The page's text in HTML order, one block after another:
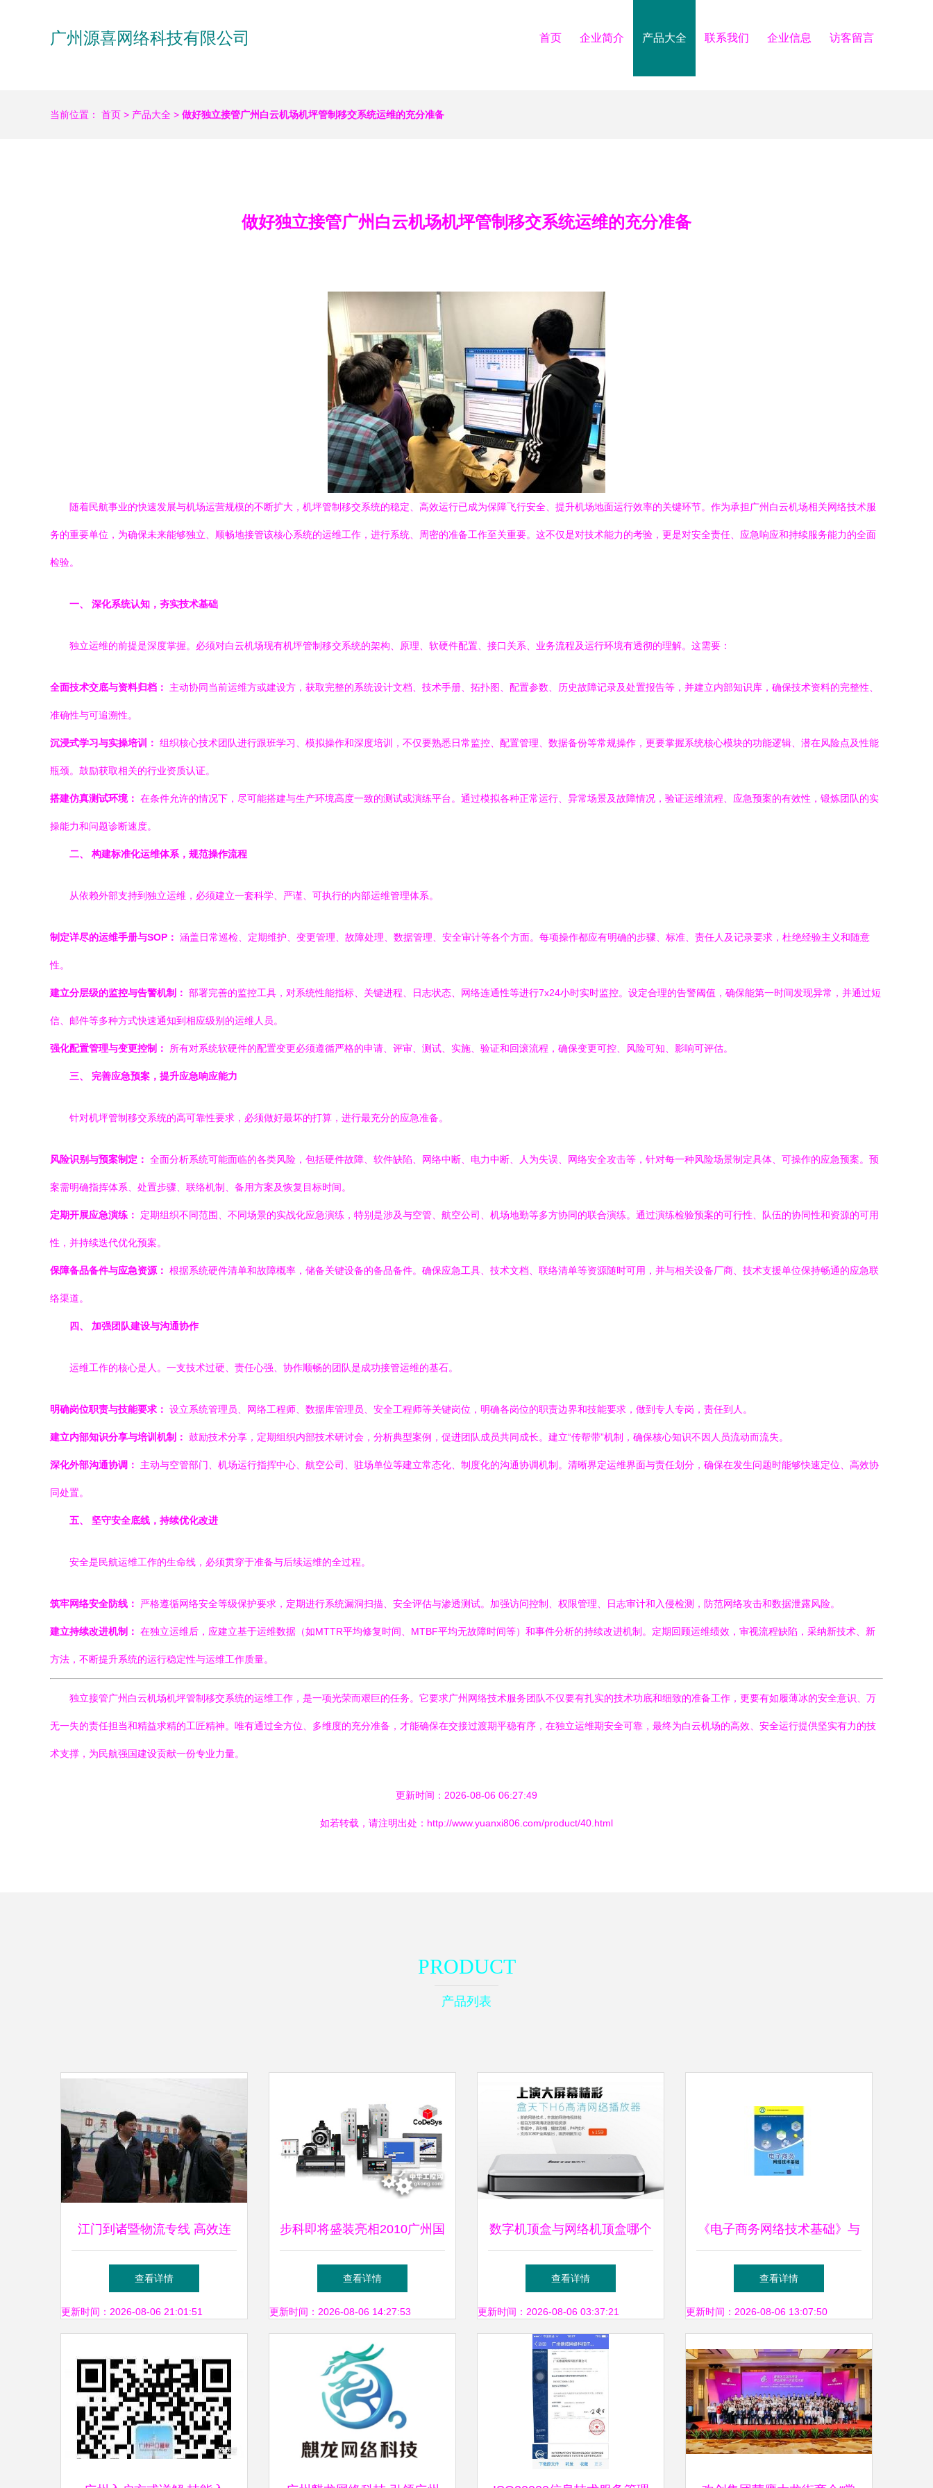
广州源喜网络科技有限公司 首页 企业简介 产品大全 联系我们 企业信息 访客留言
当前位置： 首页 > 产品大全 > 做好独立接管广州白云机场机坪管制移交系统运维的充分准备
做好独立接管广州白云机场机坪管制移交系统运维的充分准备
随着民航事业的快速发展与机场运营规模的不断扩大，机坪管制移交系统的稳定、高效运行已成为保障飞行安全、提升机场地面运行效率的关键环节。作为承担广州白云机场相关网络技术服
务的重要单位，为确保未来能够独立、顺畅地接管该核心系统的运维工作，进行系统、周密的准备工作至关重要。这不仅是对技术能力的考验，更是对安全责任、应急响应和持续服务能力的全面
检验。
一、 深化系统认知，夯实技术基础
独立运维的前提是深度掌握。必须对白云机场现有机坪管制移交系统的架构、原理、软硬件配置、接口关系、业务流程及运行环境有透彻的理解。这需要：
全面技术交底与资料归档： 主动协同当前运维方或建设方，获取完整的系统设计文档、技术手册、拓扑图、配置参数、历史故障记录及处置报告等，并建立内部知识库，确保技术资料的完整性、
准确性与可追溯性。
沉浸式学习与实操培训： 组织核心技术团队进行跟班学习、模拟操作和深度培训，不仅要熟悉日常监控、配置管理、数据备份等常规操作，更要掌握系统核心模块的功能逻辑、潜在风险点及性能
瓶颈。鼓励获取相关的行业资质认证。
搭建仿真测试环境： 在条件允许的情况下，尽可能搭建与生产环境高度一致的测试或演练平台。通过模拟各种正常运行、异常场景及故障情况，验证运维流程、应急预案的有效性，锻炼团队的实
操能力和问题诊断速度。
二、 构建标准化运维体系，规范操作流程
从依赖外部支持到独立运维，必须建立一套科学、严谨、可执行的内部运维管理体系。
制定详尽的运维手册与SOP： 涵盖日常巡检、定期维护、变更管理、故障处理、数据管理、安全审计等各个方面。每项操作都应有明确的步骤、标准、责任人及记录要求，杜绝经验主义和随意
性。
建立分层级的监控与告警机制： 部署完善的监控工具，对系统性能指标、关键进程、日志状态、网络连通性等进行7x24小时实时监控。设定合理的告警阈值，确保能第一时间发现异常，并通过短
信、邮件等多种方式快速通知到相应级别的运维人员。
强化配置管理与变更控制： 所有对系统软硬件的配置变更必须遵循严格的申请、评审、测试、实施、验证和回滚流程，确保变更可控、风险可知、影响可评估。
三、 完善应急预案，提升应急响应能力
针对机坪管制移交系统的高可靠性要求，必须做好最坏的打算，进行最充分的应急准备。
风险识别与预案制定： 全面分析系统可能面临的各类风险，包括硬件故障、软件缺陷、网络中断、电力中断、人为失误、网络安全攻击等，针对每一种风险场景制定具体、可操作的应急预案。预
案需明确指挥体系、处置步骤、联络机制、备用方案及恢复目标时间。
定期开展应急演练： 定期组织不同范围、不同场景的实战化应急演练，特别是涉及与空管、航空公司、机场地勤等多方协同的联合演练。通过演练检验预案的可行性、队伍的协同性和资源的可用
性，并持续迭代优化预案。
保障备品备件与应急资源： 根据系统硬件清单和故障概率，储备关键设备的备品备件。确保应急工具、技术文档、联络清单等资源随时可用，并与相关设备厂商、技术支援单位保持畅通的应急联
络渠道。
四、 加强团队建设与沟通协作
运维工作的核心是人。一支技术过硬、责任心强、协作顺畅的团队是成功接管运维的基石。
明确岗位职责与技能要求： 设立系统管理员、网络工程师、数据库管理员、安全工程师等关键岗位，明确各岗位的职责边界和技能要求，做到专人专岗，责任到人。
建立内部知识分享与培训机制： 鼓励技术分享，定期组织内部技术研讨会，分析典型案例，促进团队成员共同成长。建立“传帮带”机制，确保核心知识不因人员流动而流失。
深化外部沟通协调： 主动与空管部门、机场运行指挥中心、航空公司、驻场单位等建立常态化、制度化的沟通协调机制。清晰界定运维界面与责任划分，确保在发生问题时能够快速定位、高效协
同处置。
五、 坚守安全底线，持续优化改进
安全是民航运维工作的生命线，必须贯穿于准备与后续运维的全过程。
筑牢网络安全防线： 严格遵循网络安全等级保护要求，定期进行系统漏洞扫描、安全评估与渗透测试。加强访问控制、权限管理、日志审计和入侵检测，防范网络攻击和数据泄露风险。
建立持续改进机制： 在独立运维后，应建立基于运维数据（如MTTR平均修复时间、MTBF平均无故障时间等）和事件分析的持续改进机制。定期回顾运维绩效，审视流程缺陷，采纳新技术、新
方法，不断提升系统的运行稳定性与运维工作质量。
独立接管广州白云机场机坪管制移交系统的运维工作，是一项光荣而艰巨的任务。它要求广州网络技术服务团队不仅要有扎实的技术功底和细致的准备工作，更要有如履薄冰的安全意识、万
无一失的责任担当和精益求精的工匠精神。唯有通过全方位、多维度的充分准备，才能确保在交接过渡期平稳有序，在独立运维期安全可靠，最终为白云机场的高效、安全运行提供坚实有力的技
术支撑，为民航强国建设贡献一份专业力量。
更新时间：2026-08-06 06:27:49
如若转载，请注明出处：http://www.yuanxi806.com/product/40.html
PRODUCT
产品列表
江门到诸暨物流专线 高效连
接广东与浙江的桥梁 广州网
络技术服务的赋能之道
查看详情
更新时间：2026-08-06 21:01:51
步科即将盛装亮相2010广州国
际工业自动化技术及装备展览
会
查看详情
更新时间：2026-08-06 14:27:53
数字机顶盒与网络机顶盒哪个
更好？广州供应及盒天下报价
指南
查看详情
更新时间：2026-08-06 03:37:21
《电子商务网络技术基础》与
《广州智慧城市建设》差异对
比 从实用角度谈选择
查看详情
更新时间：2026-08-06 13:07:50